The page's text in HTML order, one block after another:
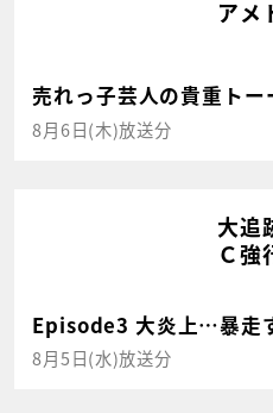
アメ
売れっ子芸人の貴重ト
8月6日(木)放送分
大追
Ｃ強
Episode3 大炎上…暴走
8月5日(水)放送分